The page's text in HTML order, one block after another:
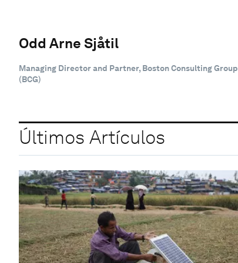
Odd Arne Sjåtil
Managing Director and Partner, Boston Consulting Group
(BCG)
Últimos Artículos